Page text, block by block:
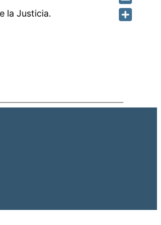
la Justicia.
Email